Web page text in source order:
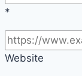
*
Website